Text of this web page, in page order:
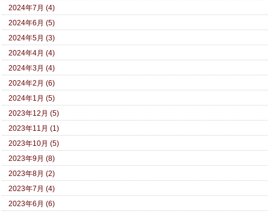
2024年7月 (4)
2024年6月 (5)
2024年5月 (3)
2024年4月 (4)
2024年3月 (4)
2024年2月 (6)
2024年1月 (5)
2023年12月 (5)
2023年11月 (1)
2023年10月 (5)
2023年9月 (8)
2023年8月 (2)
2023年7月 (4)
2023年6月 (6)